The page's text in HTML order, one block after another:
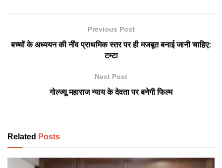
Previous Post
बच्चों के अध्ययन की नींव प्राथमिक स्तर पर ही मजबूत बनाई जानी चाहिए:
टम्टा
Next Post
गोल्ज्यू महाराज न्याय के देवता पर बनेगी फिल्म
Related Posts